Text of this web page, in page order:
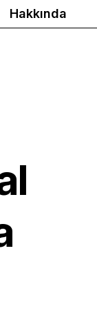
Hakkında